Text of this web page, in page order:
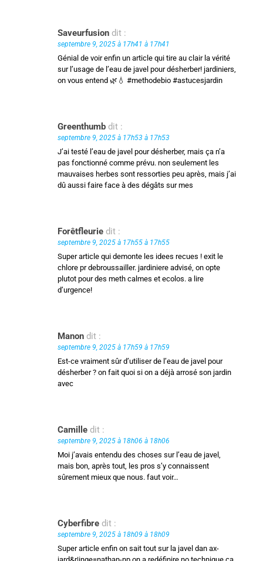
Saveurfusion dit :
septembre 9, 2025 à 17h41 à 17h41
Génial de voir enfin un article qui tire au clair la vérité
sur l’usage de l’eau de javel pour désherber! jardiniers,
on vous entend 🌿💧 #methodebio #astucesjardin
Greenthumb dit :
septembre 9, 2025 à 17h53 à 17h53
J’ai testé l’eau de javel pour désherber, mais ça n’a
pas fonctionné comme prévu. non seulement les
mauvaises herbes sont ressorties peu après, mais j’ai
dû aussi faire face à des dégâts sur mes
Forêtfleurie dit :
septembre 9, 2025 à 17h55 à 17h55
Super article qui demonte les idees recues ! exit le
chlore pr debroussailler. jardiniere advisé, on opte
plutot pour des meth calmes et ecolos. a lire
d’urgence!
Manon dit :
septembre 9, 2025 à 17h59 à 17h59
Est-ce vraiment sûr d’utiliser de l’eau de javel pour
désherber ? on fait quoi si on a déjà arrosé son jardin
avec
Camille dit :
septembre 9, 2025 à 18h06 à 18h06
Moi j’avais entendu des choses sur l’eau de javel,
mais bon, après tout, les pros s’y connaissent
sûrement mieux que nous. faut voir…
Cyberfibre dit :
septembre 9, 2025 à 18h09 à 18h09
Super article enfin on sait tout sur la javel dan ax-